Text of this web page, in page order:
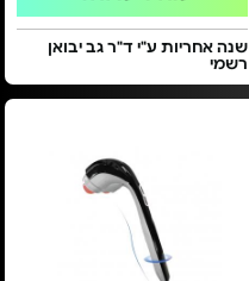
שנה אחריות ע"י ד"ר גב יבואן
רשמי